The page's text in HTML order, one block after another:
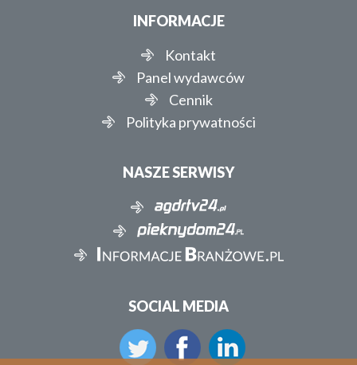
INFORMACJE
Kontakt
Panel wydawców
Cennik
Polityka prywatności
NASZE SERWISY
SOCIAL MEDIA